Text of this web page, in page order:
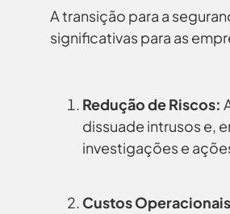
A transição para a
significativas para as
Redução de Riscos:
dissuade intrusos e,
investigações e
Custos